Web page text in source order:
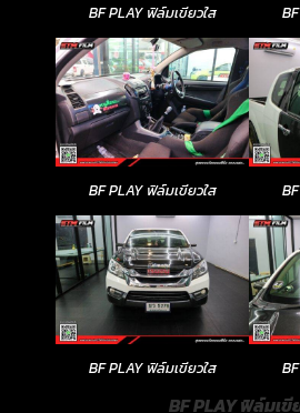
BF PLAY ฟิล์มเขียวใส
BF PLAY ฟิล์มเขียวใส
BF PLAY ฟิล์มเขียวใส
BF PLAY ฟิล์มเขี